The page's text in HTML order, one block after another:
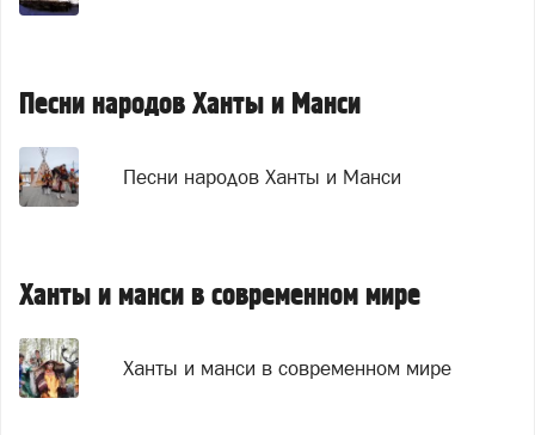
Песни народов Ханты и Манси
Песни народов Ханты и Манси
Ханты и манси в современном мире
Ханты и манси в современном мире